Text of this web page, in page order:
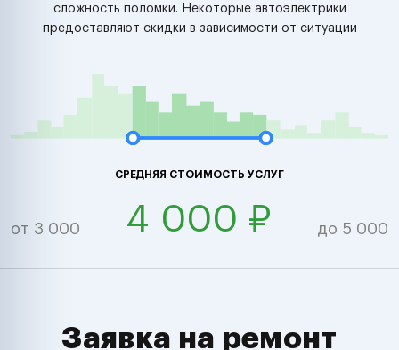
сложность поломки. Некоторые автоэлектрики
предоставляют скидки в зависимости от ситуации
СРЕДНЯЯ СТОИМОСТЬ УСЛУГ
от 3 000 4 000 ₽ до 5 000
Заявка на ремонт